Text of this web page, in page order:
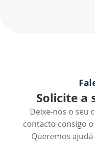
Solicite a
Deixe-nos o seu
contacto consigo
Queremos